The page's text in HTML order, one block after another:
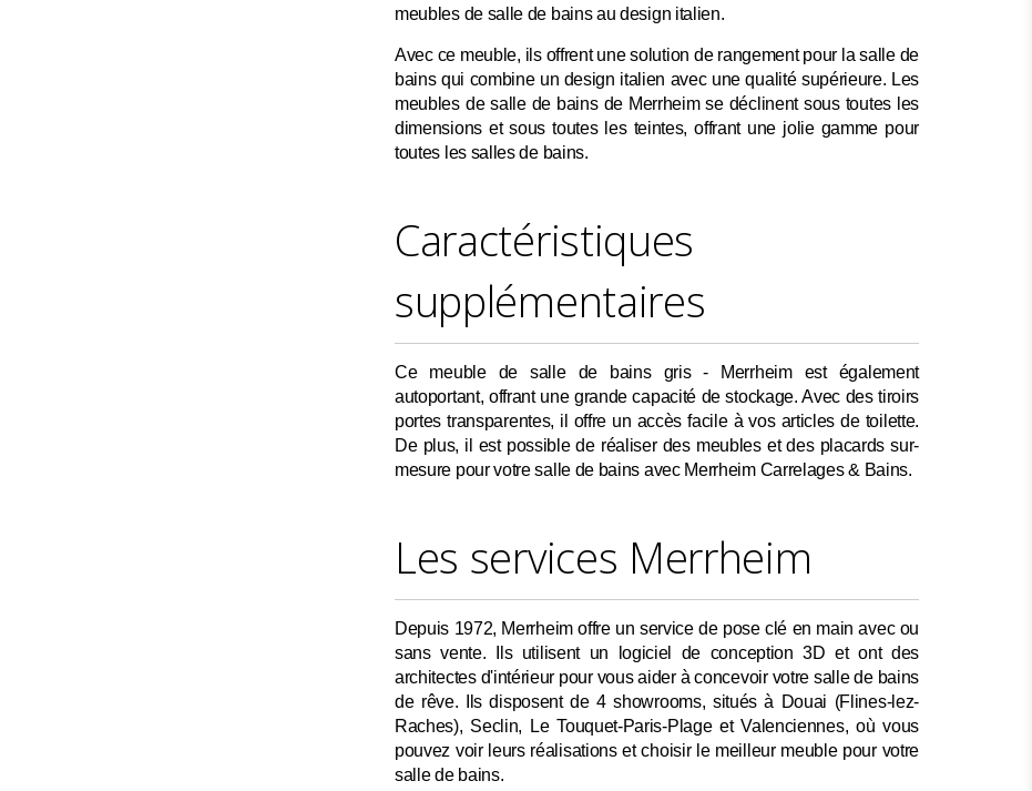
meubles de salle de bains au design italien.
Avec ce meuble, ils offrent une solution de rangement pour la salle de
bains qui combine un design italien avec une qualité supérieure. Les
meubles de salle de bains de Merrheim se déclinent sous toutes les
dimensions et sous toutes les teintes, offrant une jolie gamme pour
toutes les salles de bains.
Caractéristiques
supplémentaires
Ce meuble de salle de bains gris - Merrheim est également
autoportant, offrant une grande capacité de stockage. Avec des tiroirs
portes transparentes, il offre un accès facile à vos articles de toilette.
De plus, il est possible de réaliser des meubles et des placards sur-
mesure pour votre salle de bains avec Merrheim Carrelages & Bains.
Les services Merrheim
Depuis 1972, Merrheim offre un service de pose clé en main avec ou
sans vente. Ils utilisent un logiciel de conception 3D et ont des
architectes d'intérieur pour vous aider à concevoir votre salle de bains
de rêve. Ils disposent de 4 showrooms, situés à Douai (Flines-lez-
Raches), Seclin, Le Touquet-Paris-Plage et Valenciennes, où vous
pouvez voir leurs réalisations et choisir le meilleur meuble pour votre
salle de bains.